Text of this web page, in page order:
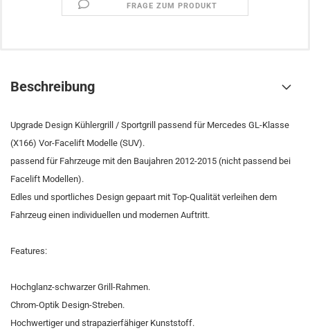
FRAGE ZUM PRODUKT
Beschreibung
Upgrade Design Kühlergrill / Sportgrill passend für Mercedes GL-Klasse
(X166) Vor-Facelift Modelle (SUV).
passend für Fahrzeuge mit den Baujahren 2012-2015 (nicht passend bei
Facelift Modellen).
Edles und sportliches Design gepaart mit Top-Qualität verleihen dem
Fahrzeug einen individuellen und modernen Auftritt.
Features:
Hochglanz-schwarzer Grill-Rahmen.
Chrom-Optik Design-Streben.
Hochwertiger und strapazierfähiger Kunststoff.